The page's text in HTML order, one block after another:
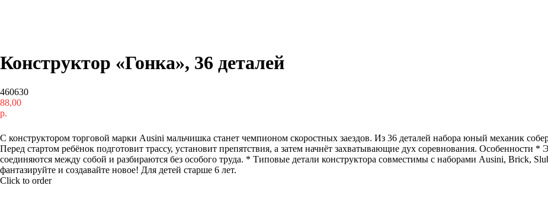
Конструктор «Гонка», 36 деталей
460630
88,00
р.
С конструктором торговой марки Ausini мальчишка станет чемпионом скоростных заездов. Из 36 деталей набора юный механик
Перед стартом ребёнок подготовит трассу, установит препятствия, а затем начнёт захватывающие дух соревнования. Особенности
соединяются между собой и разбираются без особого труда. * Типовые детали конструктора совместимы с наборами Ausini, Brick,
фантазируйте и создавайте новое! Для детей старше 6 лет.
Click to order